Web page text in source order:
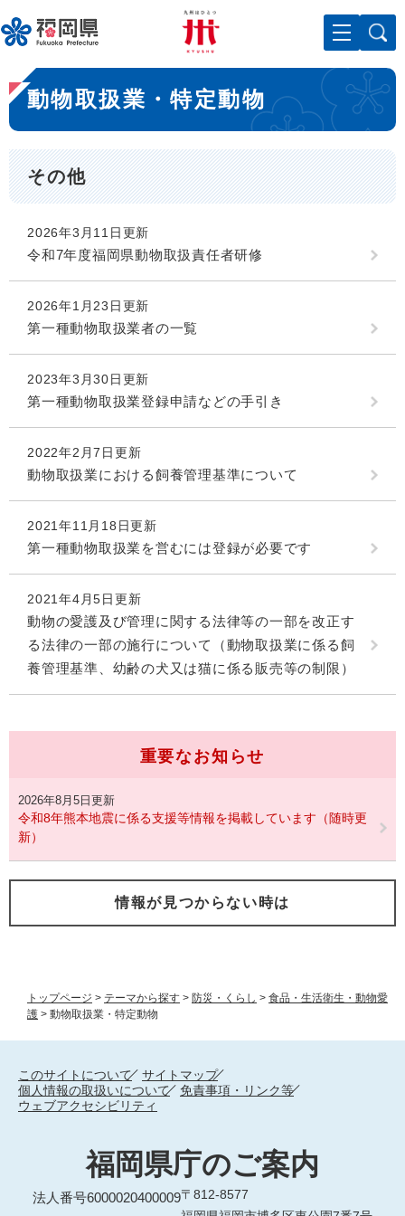
ー
ジ
先
頭
で
。
メニューを飛ばして本文へ
トップページ > テーマから探す > 防災・くらし > 食品・生活衛生・動物愛
護 > 動物取扱業・特定動物
本
文
動物取扱業・特定動物
その他
2026年3月11日更新
令和7年度福岡県動物取扱責任者研修
2026年1月23日更新
第一種動物取扱業者の一覧
2023年3月30日更新
第一種動物取扱業登録申請などの手引き
2022年2月7日更新
動物取扱業における飼養管理基準について
2021年11月18日更新
第一種動物取扱業を営むには登録が必要です
2021年4月5日更新
動物の愛護及び管理に関する法律等の一部を改正す
る法律の一部の施行について（動物取扱業に係る飼
養管理基準、幼齢の犬又は猫に係る販売等の制限）
重要なお知らせ
2026年8月5日更新
令和8年熊本地震に係る支援等情報を掲載しています（随時更
新）
情報が見つからない時は
このサイトについて
サイトマップ
個人情報の取扱いについて
免責事項・リンク等
ウェブアクセシビリティ
福岡県庁のご案内
法人番号6000020400009〒812-8577